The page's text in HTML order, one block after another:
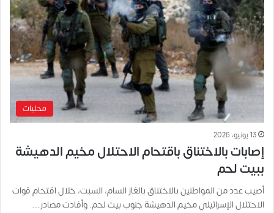
محليات
13 يونيو، 2026
إصابات بالاختناق باقتحام الاحتلال مخيم الدهيشة
ببيت لحم
أصيب عدد من المواطنين بالاختناق بالغاز السام، السبت، خلال اقتحام قوات
الاحتلال الإسرائيلي مخيم الدهيشة جنوب بيت لحم. وأفادت مصادر…